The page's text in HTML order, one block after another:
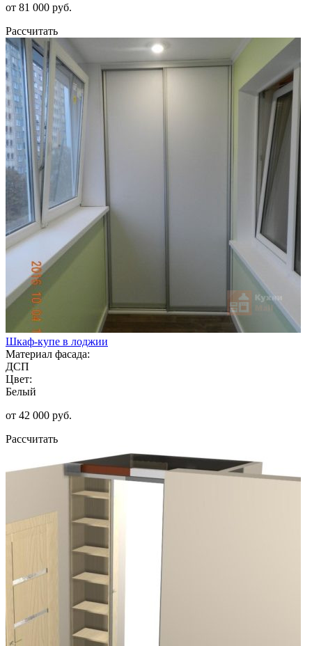
от 81 000 руб.
Рассчитать
Шкаф-купе в лоджии
Материал фасада:
ДСП
Цвет:
Белый
от 42 000 руб.
Рассчитать